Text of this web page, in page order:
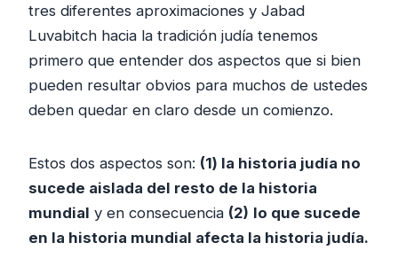
tres diferentes aproximaciones y Jabad
Luvabitch hacia la tradición judía tenemos
primero que entender dos aspectos que si bien
pueden resultar obvios para muchos de ustedes
deben quedar en claro desde un comienzo.
Estos dos aspectos son: (1) la historia judía no
sucede aislada del resto de la historia
mundial y en consecuencia (2) lo que sucede
en la historia mundial afecta la historia judía.